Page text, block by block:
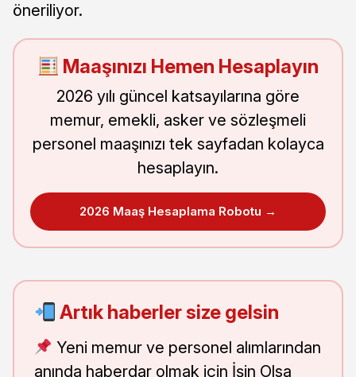
öneriliyor.
Maaşınızı Hemen Hesaplayın
2026 yılı güncel katsayılarına göre
memur, emekli, asker ve sözleşmeli
personel maaşınızı tek sayfadan kolayca
hesaplayın.
2026 Maaş Hesaplama Robotu →
Artık haberler size gelsin
Yeni memur ve personel alımlarından
anında haberdar olmak için İşin Olsa